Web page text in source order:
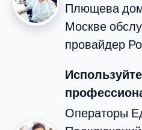
Плющева дом
Москве
провайдер
Операторы